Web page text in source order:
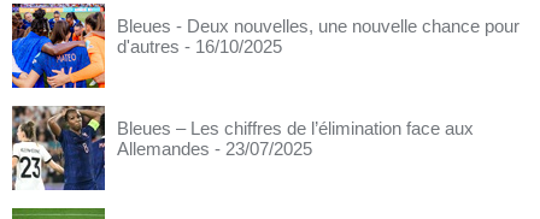
Bleues - Deux nouvelles, une nouvelle chance pour
d'autres - 16/10/2025
Bleues – Les chiffres de l’élimination face aux
Allemandes - 23/07/2025